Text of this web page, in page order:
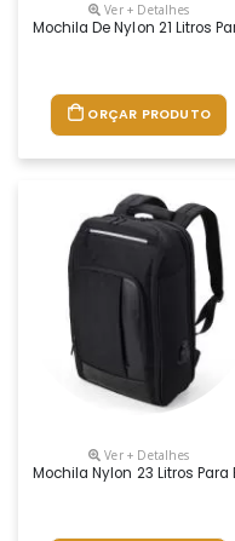
Ver + Detalhes
Mochila De Nylon 21 Litros
ORÇAR PRODUTO
Ver + Detalhes
Mochila Nylon 23 Litros Para